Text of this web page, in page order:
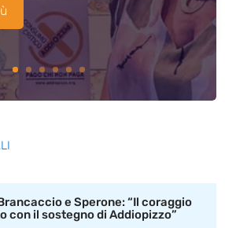
e Sperone: “Il coraggio
con il sostegno di Addiopizzo”